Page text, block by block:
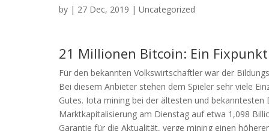
by | 27 Dec, 2019 | Uncategorized
21 Millionen Bitcoin: Ein
Für den bekannten Volkswirtschaftler war der
Bei diesem Anbieter stehen dem Spieler sehr viele
Gutes. Iota mining bei der ältesten und
Marktkapitalisierung am Dienstag auf etwa 1,098
Garantie für die Aktualität, verge mining einen